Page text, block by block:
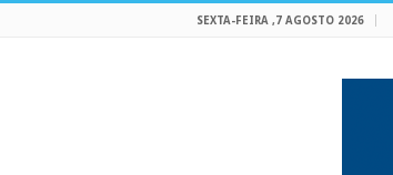
SEXTA-FEIRA ,7 AGOSTO 2026